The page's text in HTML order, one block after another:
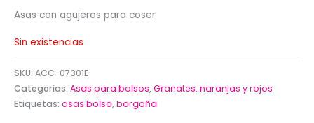
Asas con agujeros para coser
Sin existencias
SKU: ACC-07301E
Categorías: Asas para bolsos,Granates. naranjas y rojos
Etiquetas: asas bolso,borgoña